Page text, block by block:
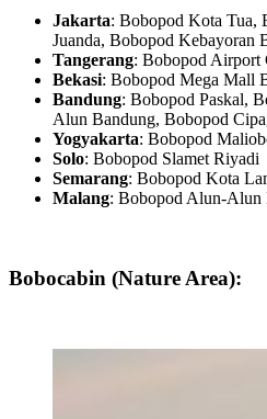
Jakarta: Bobopod Kota Tua,
Juanda, Bobopod Kebayoran
Tangerang: Bobopod Airport
Bekasi: Bobopod Mega Mall
Bandung: Bobopod Paskal,
Alun Bandung, Bobopod
Yogyakarta: Bobopod
Solo: Bobopod Slamet Riyadi
Semarang: Bobopod Kota
Malang: Bobopod Alun-Alun
Bobocabin (Nature Area):